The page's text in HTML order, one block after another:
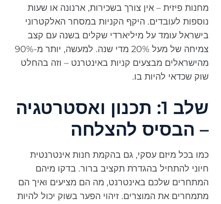
מחנות פיזית – אין צורך בשכירות, ארנונה או שעות
נוספות לעובדים. היקף הקניות במסחר האלקטרוני
בישראל עומד על מיליארדי שקלים בשנה עם קצב
צמיחה של מעל 20% מדי שנה. למעשה, יותר מ-90%
מהישראלים מבצעים קניות באינטרנט – וזה בהחלט
שוק שכדאי להיות בו.
שלב 1: תכנון ואסטרטגיה
– הבסיס להצלחה
כמו בכל מיזם עסקי, גם בהקמת חנות אינטרנטית
חיוני להתחיל בהגדרת תקציב ברור. בדקו מיהם
המתחרים שלכם באינטרנט, מה הם מציעים ואיך הם
מתמחרים את המוצרים. זיהוי הפער בשוק יכול להיות